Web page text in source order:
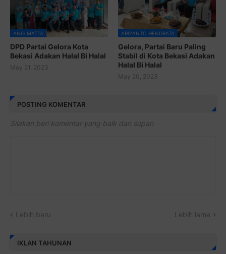
ANIS MATTA
DPD Partai Gelora Kota
Bekasi Adakan Halal Bi Halal
May 21, 2023
ARIYANTO HENDRATA
Gelora, Partai Baru Paling
Stabil di Kota Bekasi Adakan
Halal Bi Halal
May 20, 2023
POSTING KOMENTAR
Silakan beri komentar yang baik dan sopan
Lebih baru Lebih lama
IKLAN TAHUNAN